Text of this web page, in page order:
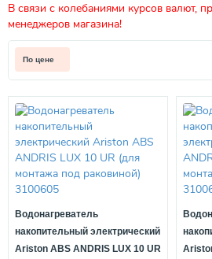
В связи с колебаниями курсов валют,
менеджеров магазина!
По цене
Водонагреватель
накопительный электрический
Ariston ABS ANDRIS LUX 10 UR